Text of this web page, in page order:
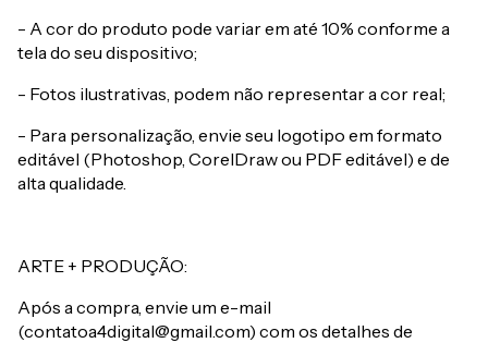
- A cor do produto pode variar em até 10% conforme a
tela do seu dispositivo;
- Fotos ilustrativas, podem não representar a cor real;
- Para personalização, envie seu logotipo em formato
editável (Photoshop, CorelDraw ou PDF editável) e de
alta qualidade.
ARTE + PRODUÇÃO:
Após a compra, envie um e-mail
(contatoa4digital@gmail.com) com os detalhes de